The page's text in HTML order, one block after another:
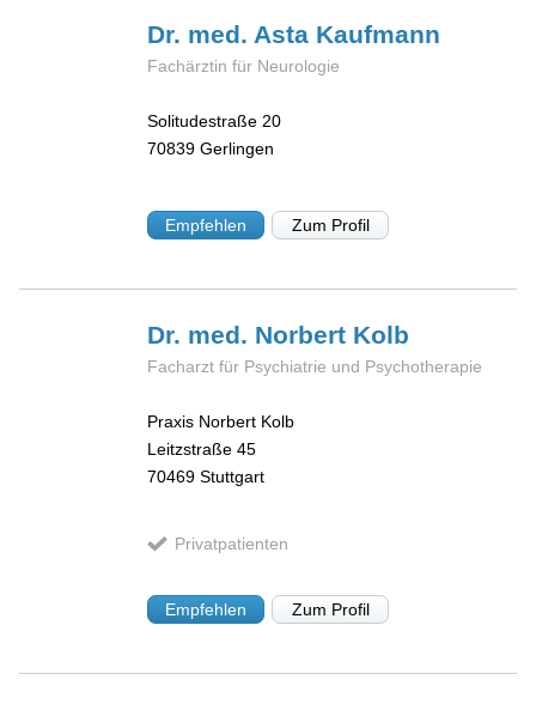
Dr. med. Asta Kaufmann
Fachärztin für Neurologie
Solitudestraße 20
70839 Gerlingen
Empfehlen Zum Profil
Dr. med. Norbert Kolb
Facharzt für Psychiatrie und Psychotherapie
Praxis Norbert Kolb
Leitzstraße 45
70469 Stuttgart
Privatpatienten
Empfehlen Zum Profil